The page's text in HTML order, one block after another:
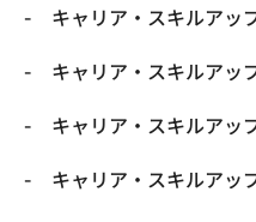
キャリア・スキルアッ
キャリア・スキルアッ
キャリア・スキルアッ
キャリア・スキルアッ